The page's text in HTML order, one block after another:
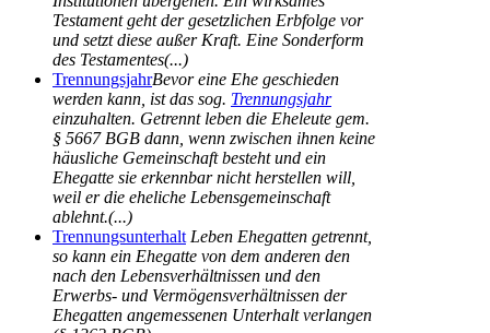
Testament geht der gesetzlichen Erbfolge vor
und setzt diese außer Kraft. Eine Sonderform
des Testamentes(...)
TrennungsjahrBevor eine Ehe geschieden
werden kann, ist das sog. Trennungsjahr
einzuhalten. Getrennt leben die Eheleute gem.
§ 5667 BGB dann, wenn zwischen ihnen keine
häusliche Gemeinschaft besteht und ein
Ehegatte sie erkennbar nicht herstellen will,
weil er die eheliche Lebensgemeinschaft
ablehnt.(...)
Trennungsunterhalt Leben Ehegatten getrennt,
so kann ein Ehegatte von dem anderen den
nach den Lebensverhältnissen und den
Erwerbs- und Vermögensverhältnissen der
Ehegatten angemessenen Unterhalt verlangen